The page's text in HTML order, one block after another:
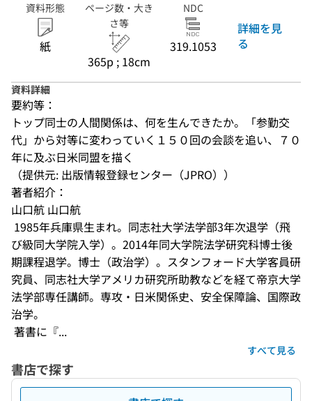
資料形態
紙
ページ数・大き
さ等
365p ; 18cm
NDC
319.1053
詳細を見
る
資料詳細
要約等：
トップ同士の人間関係は、何を生んできたか。「参勤交
代」から対等に変わっていく１５０回の会談を追い、７０
年に及ぶ日米同盟を描く
（提供元: 出版情報登録センター（JPRO））
著者紹介：
山口航 山口航
び級同大学院入学）。2014年同大学院法学研究科博士後
期課程退学。博士（政治学）。スタンフォード大学客員研
究員、同志社大学アメリカ研究所助教などを経て帝京大学
法学部専任講師。専攻・日米関係史、安全保障論、国際政
治学。
著書に『...
すべて見る
書店で探す